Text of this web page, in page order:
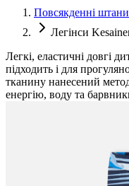
Повсякденні штани
Легінси
Легкі, еластичні довгі
підходить і для
тканину нанесений
енергію, воду та